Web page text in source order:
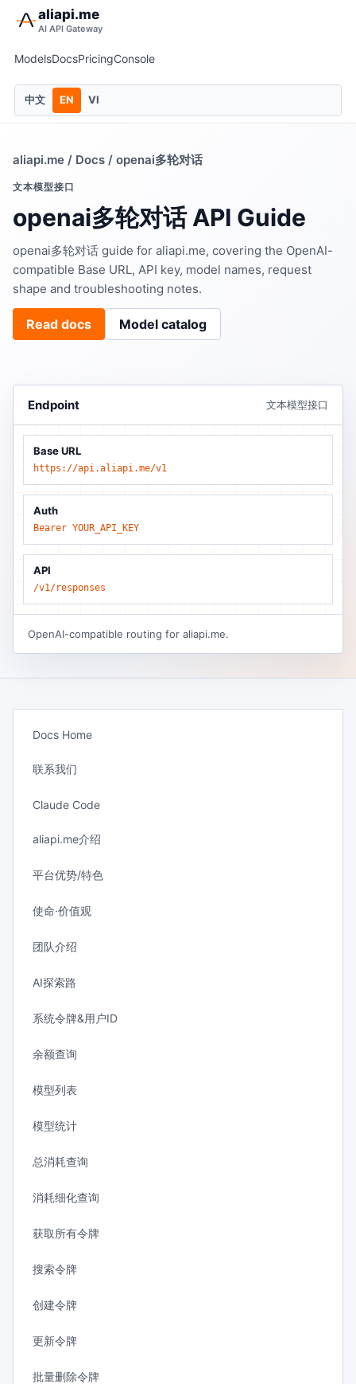
aliapi.me
AI API Gateway
ModelsDocsPricingConsole
中文 EN VI
aliapi.me / Docs / openai多轮对话
文本模型接口
openai多轮对话 API Guide
openai多轮对话 guide for aliapi.me, covering the OpenAI-
compatible Base URL, API key, model names, request
shape and troubleshooting notes.
Read docs Model catalog
Endpoint 文本模型接口
Base URL
https://api.aliapi.me/v1
Auth
Bearer YOUR_API_KEY
API
/v1/responses
OpenAI-compatible routing for aliapi.me.
Docs Home
联系我们
Claude Code
aliapi.me介绍
平台优势/特色
使命·价值观
团队介绍
AI探索路
系统令牌&用户ID
余额查询
模型列表
模型统计
总消耗查询
消耗细化查询
获取所有令牌
搜索令牌
创建令牌
更新令牌
批量删除令牌